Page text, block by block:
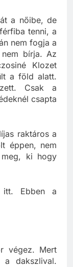
a nőibe, de
tenni, a
nem fogja a
bírja. Az
Klozet
a föld alatt.
Csak a
csapta
raktáros a
éppen, nem
ki hogy
Ebben a
végez. Mert